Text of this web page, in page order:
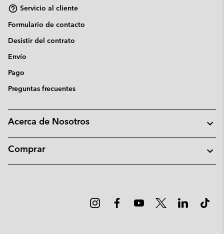
Servicio al cliente
Formulario de contacto
Desistir del contrato
Envío
Pago
Preguntas frecuentes
Acerca de Nosotros
Comprar